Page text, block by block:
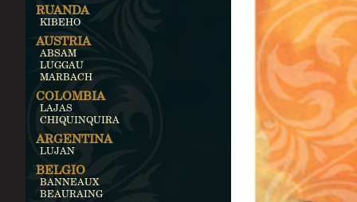
RUANDA
KIBEHO
AUSTRIA
ABSAM
LUGGAU
MARBACH
COLOMBIA
LAJAS
CHIQUINQUIRA
ARGENTINA
LUJAN
BELGIO
BANNEAUX
BEAURAING